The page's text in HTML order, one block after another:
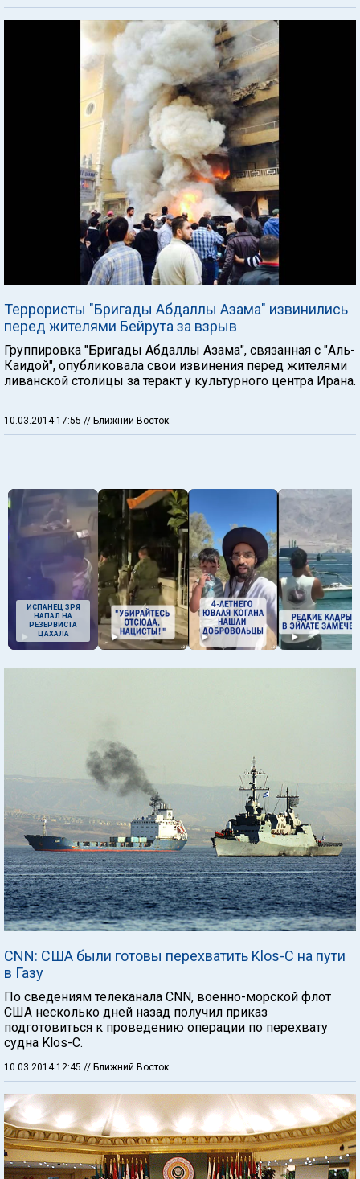
Террористы "Бригады Абдаллы Азама" извинились
перед жителями Бейрута за взрыв
Группировка "Бригады Абдаллы Азама", связанная с "Аль-
Каидой", опубликовала свои извинения перед жителями
ливанской столицы за теракт у культурного центра Ирана.
10.03.2014 17:55 // Ближний Восток
ИСПАНЕЦ ЗРЯ
НАПАЛ НА
РЕЗЕРВИСТА
ЦАХАЛА
CNN: США были готовы перехватить Klos-C на пути
в Газу
По сведениям телеканала CNN, военно-морской флот
США несколько дней назад получил приказ
подготовиться к проведению операции по перехвату
судна Klos-C.
10.03.2014 12:45 // Ближний Восток